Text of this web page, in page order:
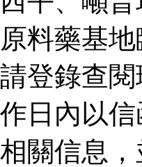
原料藥基
請登錄查
作日內以
相關信息